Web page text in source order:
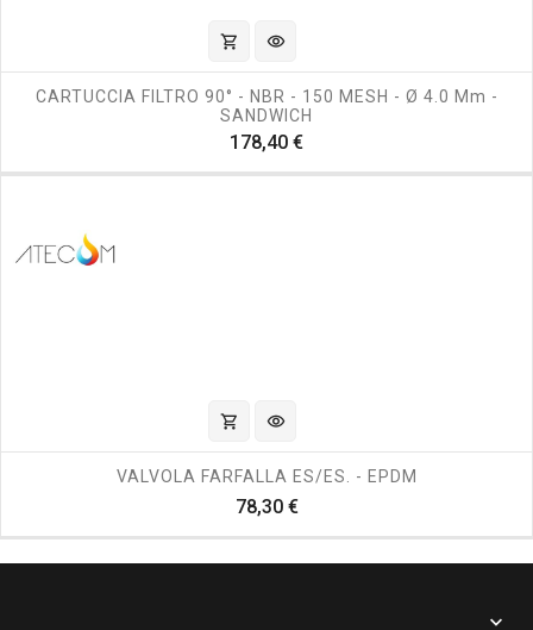
shopping_cart visibility
CARTUCCIA FILTRO 90° - NBR - 150 MESH - Ø 4.0 Mm -
SANDWICH
178,40 €Prezzo
shopping_cart visibility
VALVOLA FARFALLA ES/ES. - EPDM
78,30 €Prezzo
